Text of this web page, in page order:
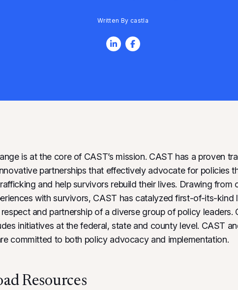
Written By castla
is at the core of CAST’s mission. CAST has a proven
partnerships that effectively advocate for policies
and help survivors rebuild their lives. Drawing from
with survivors, CAST has catalyzed first-of-its-kind
and partnership of a diverse group of policy leaders.
initiatives at the federal, state and county level. CAST
committed to both policy advocacy and implementation.
Resources